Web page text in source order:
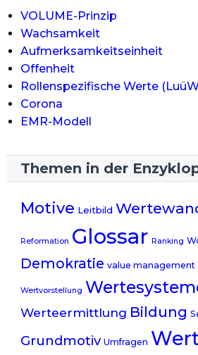
VOLUME-Prinzip
Wachsamkeit
Aufmerksamkeitseinheit
Offenheit
Rollenspezifische Werte
Corona
EMR-Modell
Themen in der
Motive Leitbild
Reformation Glossar Ranking
Demokratie value management
Wertvorstellung
Werteermittlung Bildung
Grundmotiv Umfragen